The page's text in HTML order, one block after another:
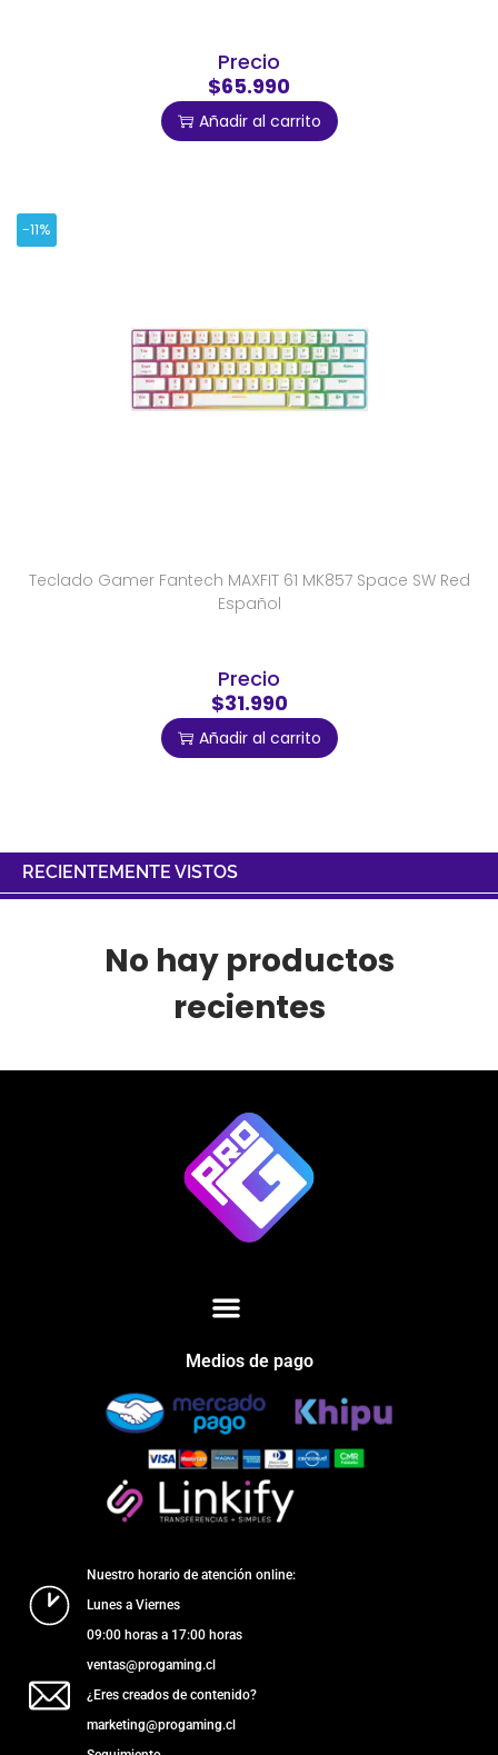
Precio
$65.990
Añadir al carrito
-11%
Teclado Gamer Fantech MAXFIT 61 MK857 Space SW Red
Español
Precio
$31.990
Añadir al carrito
RECIENTEMENTE VISTOS
No hay productos
recientes
Medios de pago
Nuestro horario de atención online:
Lunes a Viernes
09:00 horas a 17:00 horas
ventas@progaming.cl
¿Eres creados de contenido?
marketing@progaming.cl